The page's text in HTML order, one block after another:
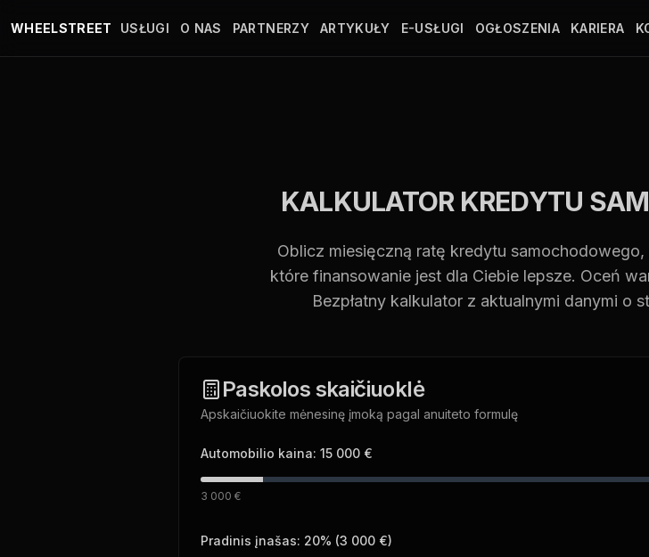
WHEELSTREET USŁUGI O NAS PARTNERZY ARTYKUŁY E-USŁUGI OGŁOSZENIA KARIERA
KALKULATOR KREDYTU
Oblicz miesięczną ratę kredytu
które finansowanie jest dla Ciebie lepsze. Oceń
Bezpłatny kalkulator z aktualnymi danymi o
Paskolos skaičiuoklė
Apskaičiuokite mėnesinę įmoką pagal anuiteto formulę
Automobilio kaina: 15 000 €
3 000 €
Pradinis įnašas: 20% (3 000 €)